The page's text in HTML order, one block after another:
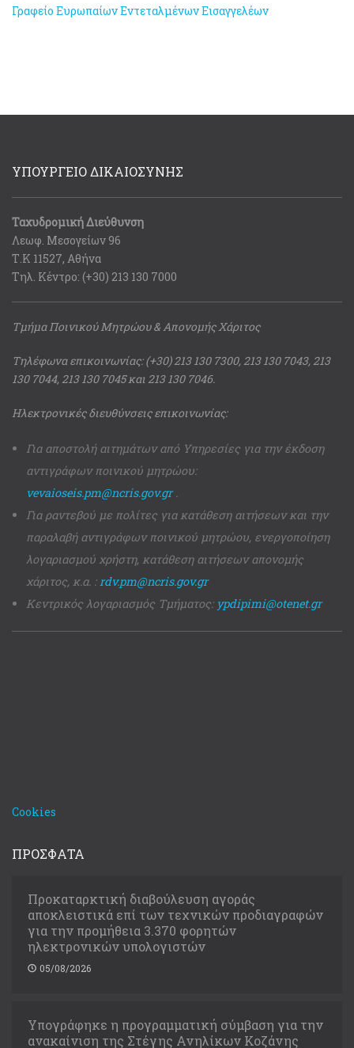
Γραφείο Ευρωπαίων Εντεταλμένων Εισαγγελέων
ΥΠΟΥΡΓΕΙΟ ΔΙΚΑΙΟΣΥΝΗΣ
Ταχυδρομική Διεύθυνση
Λεωφ. Μεσογείων 96
Τ.Κ 11527, Αθήνα
Τηλ. Κέντρο: (+30) 213 130 7000
Τμήμα Ποινικού Μητρώου & Απονομής Χάριτος
Τηλέφωνα επικοινωνίας: (+30) 213 130 7300, 213 130 7043, 213
130 7044, 213 130 7045 και 213 130 7046.
Ηλεκτρονικές διευθύνσεις επικοινωνίας:
Για αποστολή αιτημάτων από Υπηρεσίες για την έκδοση
αντιγράφων ποινικού μητρώου:
vevaioseis.pm@ncris.gov.gr.
Για ραντεβού με πολίτες για κατάθεση αιτήσεων και την
παραλαβή αντιγράφων ποινικού μητρώου, ενεργοποίηση
λογαριασμού χρήστη, κατάθεση αιτήσεων απονομής
χάριτος, κ.α. :rdv.pm@ncris.gov.gr
Κεντρικός λογαριασμός Τμήματος: ypdipimi@otenet.gr
Cookies
ΠΡΟΣΦΑΤΑ
Προκαταρκτική διαβούλευση αγοράς
αποκλειστικά επί των τεχνικών προδιαγραφών
για την προμήθεια 3.370 φορητών
ηλεκτρονικών υπολογιστών
05/08/2026
Υπογράφηκε η προγραμματική σύμβαση για την
ανακαίνιση της Στέγης Ανηλίκων Κοζάνης